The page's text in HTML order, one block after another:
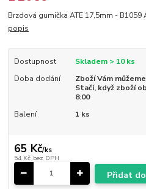
Brzdová gumička ATE 17,5mm -
popis
Dostupnost
Skladem > 10 ks
Doba dodání
Zboží Vám
Stačí, když zboží
8:00
Balení
1 ks
65 Kč/ks
54 Kč bez DPH
Přidat